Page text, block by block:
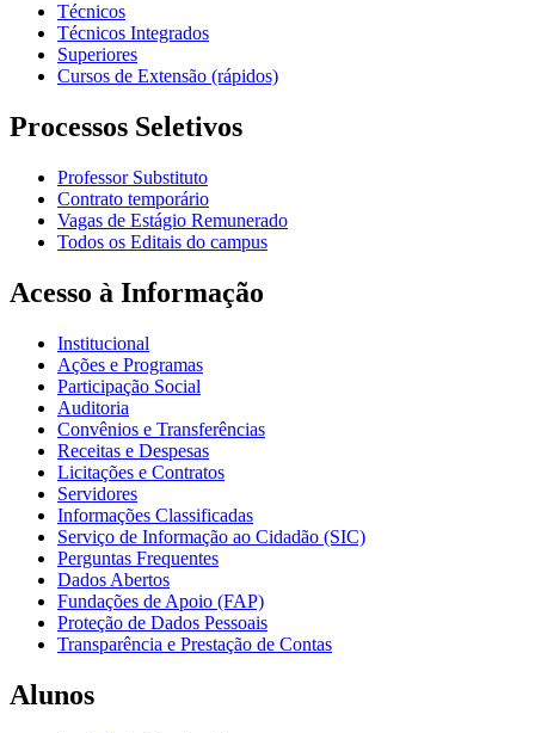
Técnicos
Técnicos Integrados
Superiores
Cursos de Extensão (rápidos)
Processos Seletivos
Professor Substituto
Contrato temporário
Vagas de Estágio Remunerado
Todos os Editais do campus
Acesso à Informação
Institucional
Ações e Programas
Participação Social
Auditoria
Convênios e Transferências
Receitas e Despesas
Licitações e Contratos
Servidores
Informações Classificadas
Serviço de Informação ao Cidadão (SIC)
Perguntas Frequentes
Dados Abertos
Fundações de Apoio (FAP)
Proteção de Dados Pessoais
Transparência e Prestação de Contas
Alunos